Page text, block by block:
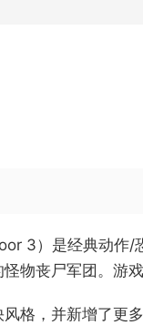
3）是经典动作
物丧尸军团。游
格，并新增了更